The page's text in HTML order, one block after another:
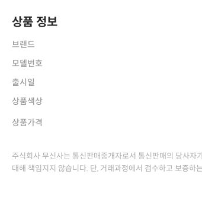
상품 정보
브랜드
모델번호
출시일
상품색상
상품가격
주식회사 무신사는 통신판매중개자로서 통신판매의 당사자
대해 책임지지 않습니다. 단, 거래과정에서 검수하고 보증하